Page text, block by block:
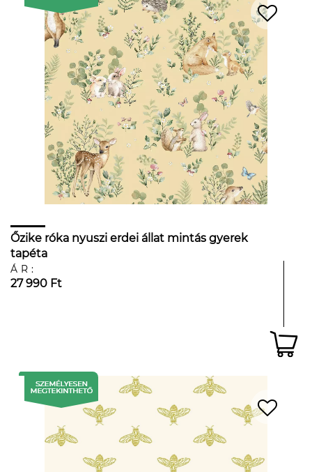
Őzike róka nyuszi erdei állat mintás gyerek
tapéta
ÁR:
27 990 Ft